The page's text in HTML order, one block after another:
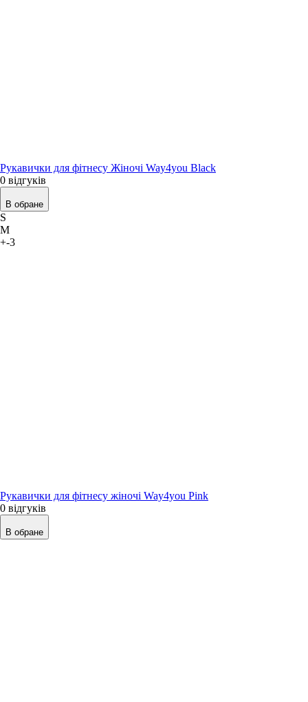
Рукавички для фітнесу Жіночі Way4you Black
0 відгуків
В обране
S
M
+-3
Рукавички для фітнесу жіночі Way4you Pink
0 відгуків
В обране